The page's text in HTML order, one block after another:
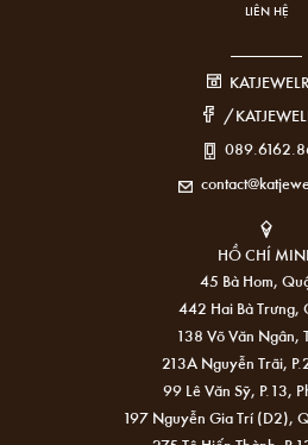
LIÊN HỆ
/
HỒ CHÍ
45 Bà Hom,
442 Hai Bà Trưng,
138 Võ Văn Ngân,
213A Nguyễn Trãi,
99 Lê Văn Sỹ, P.13,
197 Nguyễn Gia Trí (D2),